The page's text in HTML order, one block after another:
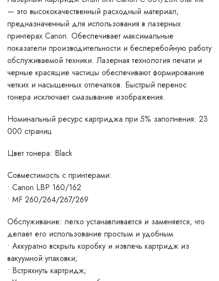
— это высококачественный расходный материал,
предназначенный для использования в лазерных
принтерах Canon. Обеспечивает максимальные
показатели производительности и бесперебойную работу
обслуживаемой техники. Лазерная технология печати и
черные красящие частицы обеспечивают формирование
четких и насыщенных отпечатков. Быстрый перенос
тонера исключает смазывание изображения.
Номинальный ресурс картриджа при 5% заполнения: 23
000 страниц
Цвет тонера: Black
Совместимость с принтерами:
• Canon LBP 160/162
• MF 260/264/267/269
Обслуживание: легко устанавливается и заменяется, что
делает его использование простым и удобным.
• Аккуратно вскрыть коробку и извлечь картридж из
вакуумной упаковки;
• Встряхнуть картридж;